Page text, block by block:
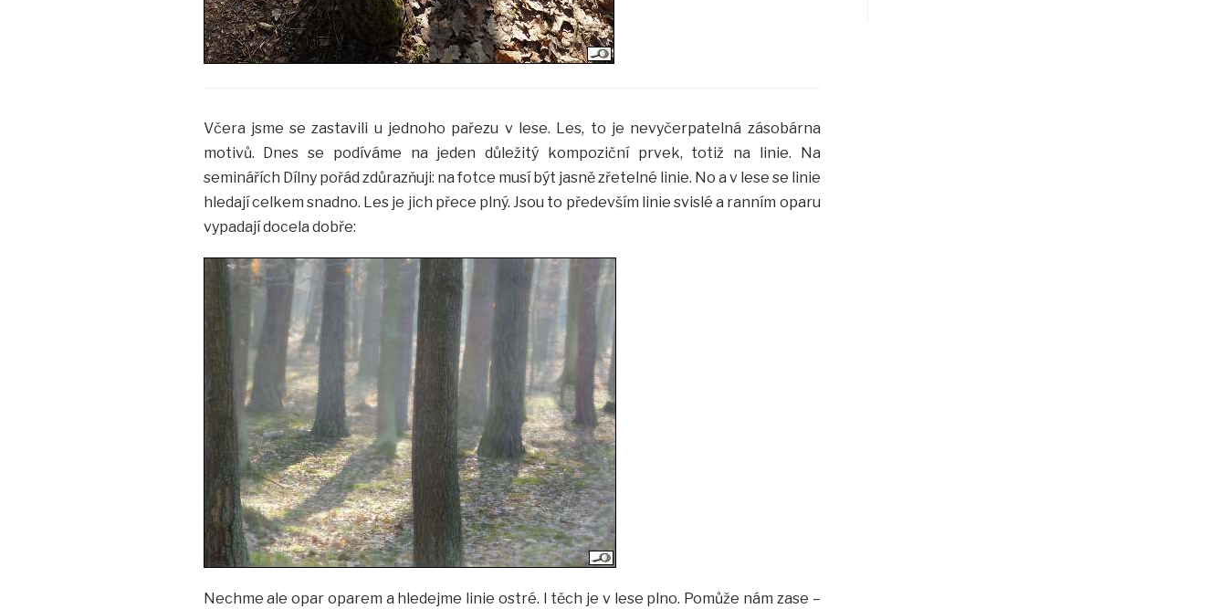
Včera jsme se zastavili u jednoho pařezu v lese. Les, to je nevyčerpatelná zásobárna
motivů. Dnes se podíváme na jeden důležitý kompoziční prvek, totiž na linie. Na
seminářích Dílny pořád zdůrazňuji: na fotce musí být jasně zřetelné linie. No a v lese se linie
hledají celkem snadno. Les je jich přece plný. Jsou to především linie svislé a ranním oparu
vypadají docela dobře:
Nechme ale opar oparem a hledejme linie ostré. I těch je v lese plno. Pomůže nám zase –